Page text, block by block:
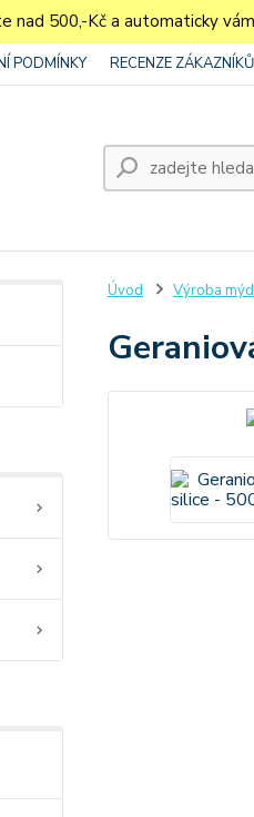
nad 500,-Kč a automaticky
PODMÍNKY RECENZE ZÁKAZNÍKŮ
Úvod Výroba